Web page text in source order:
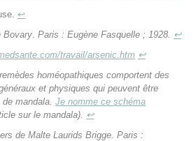
↩
Bovary Paris : Eugène Fasquelle ; 1928.
↩
travail/arsenic.htm ↩
homéopathiques comportent des
et physiques qui peuvent être
mandala. Je nomme ce schéma
sur le mandala).
↩
de Malte Laurids Brigge. Paris :